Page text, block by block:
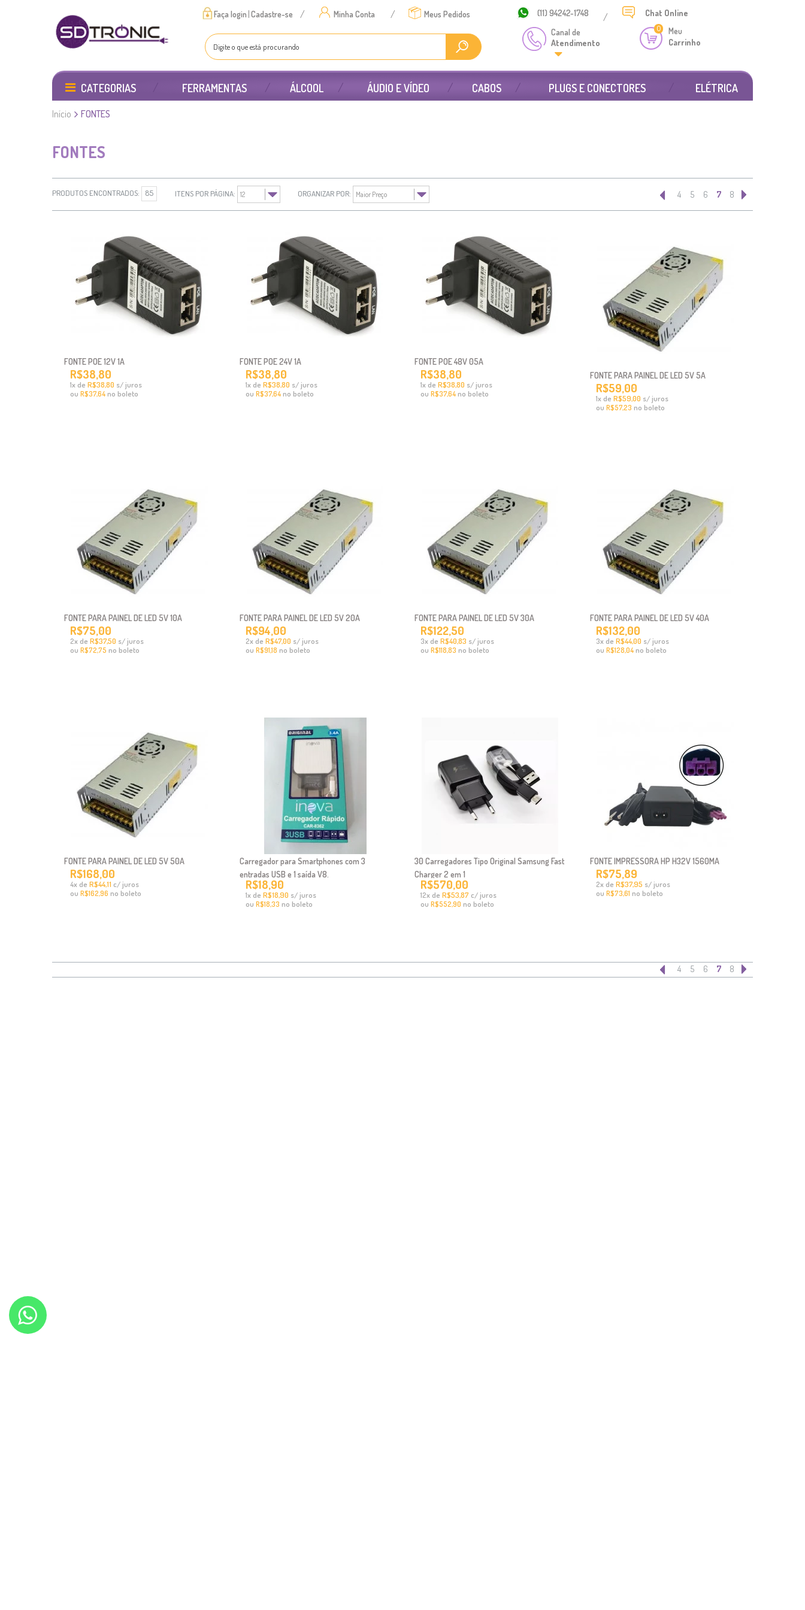
Faça login Cadastre-se / Minha Conta / Meus Pedidos (11) 94242-1748 / Chat Online
Canal de
Atendimento
Meu
Carrinho
0
CATEGORIAS FERRAMENTAS ÁLCOOL ÁUDIO E VÍDEO CABOS PLUGS E CONECTORES ELÉTRICA
Início FONTES
FONTES
PRODUTOS ENCONTRADOS: 85 ITENS POR PÁGINA: ORGANIZAR POR: 4 5 6 7 8
FONTE POE 12V 1A
R$38,80
1x de R$38,80 s/ juros
ou R$37,64 no boleto
FONTE POE 24V 1A
R$38,80
1xde R$38,80 s/ juros
ou R$37,64 no boleto
FONTE POE 48V 05A
R$38,80
1x de R$38,80 s/ juros
ou R$37,64 no boleto
FONTE PARA PAINEL DE LED 5V 5A
R$59,00
1xde R$59,00 s/ juros
ou R$57,23 no boleto
FONTE PARA PAINEL DE LED 5V 10A
R$75,00
2x de R$37,50 s/ juros
ou R$72,75 no boleto
FONTE PARA PAINEL DE LED 5V 20A
R$94,00
2xde R$47,00 s/ juros
ou R$91,18 no boleto
FONTE PARA PAINEL DE LED 5V 30A
R$122,50
3x de R$40,83 s/ juros
ou R$118,83 no boleto
FONTE PARA PAINEL DE LED 5V 40A
R$132,00
3xde R$44,00 s/ juros
ou R$128,04 no boleto
FONTE PARA PAINEL DE LED 5V 50A
R$168,00
4x de R$44,11 c/ juros
ou R$162,96 no boleto
Carregador para Smartphones com 3
entradas USB e 1 saída V8.
R$18,90
1xde R$18,90 s/ juros
ou R$18,33 no boleto
30 Carregadores Tipo Original Samsung Fast
Charger 2 em 1
R$570,00
12x de R$53,87 c/ juros
ou R$552,90 no boleto
FONTE IMPRESSORA HP H32V 1560MA
R$75,89
2xde R$37,95 s/ juros
ou R$73,61 no boleto
4 5 6 7 8